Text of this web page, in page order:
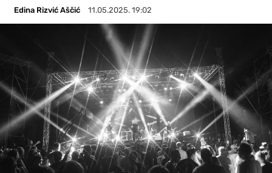
Edina Rizvić Aščić 11.05.2025. 19:02